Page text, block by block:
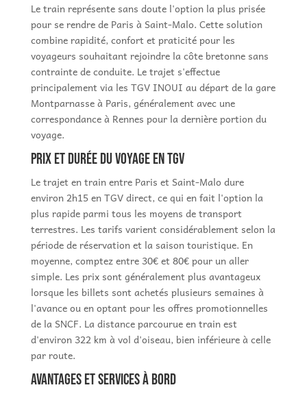
Le train représente sans doute l'option la plus prisée
pour se rendre de Paris à Saint-Malo. Cette solution
combine rapidité, confort et praticité pour les
voyageurs souhaitant rejoindre la côte bretonne sans
contrainte de conduite. Le trajet s'effectue
principalement via les TGV INOUI au départ de la gare
Montparnasse à Paris, généralement avec une
correspondance à Rennes pour la dernière portion du
voyage.
Prix et durée du voyage en TGV
Le trajet en train entre Paris et Saint-Malo dure
environ 2h15 en TGV direct, ce qui en fait l'option la
plus rapide parmi tous les moyens de transport
terrestres. Les tarifs varient considérablement selon la
période de réservation et la saison touristique. En
moyenne, comptez entre 30€ et 80€ pour un aller
simple. Les prix sont généralement plus avantageux
lorsque les billets sont achetés plusieurs semaines à
l'avance ou en optant pour les offres promotionnelles
de la SNCF. La distance parcourue en train est
d'environ 322 km à vol d'oiseau, bien inférieure à celle
par route.
Avantages et services à bord